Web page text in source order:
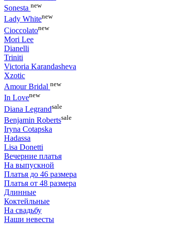
Sonesta new
Lady Whitenew
Cioccolatonew
Mori Lee
Dianelli
Triniti
Victoria Karandasheva
Xzotic
Amour Bridal new
In Lovenew
Diana Legrandsale
Benjamin Robertssale
Iryna Cotapska
Hadassa
Lisa Donetti
Вечерние платья
На выпускной
Платья до 46 размера
Платья от 48 размера
Длинные
Коктейльные
На свадьбу
Наши невесты